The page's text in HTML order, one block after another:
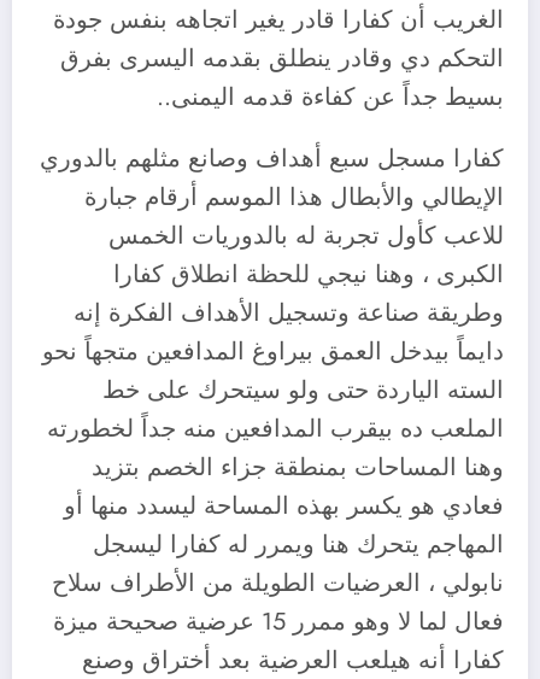
الغريب أن كفارا قادر يغير اتجاهه بنفس جودة
التحكم دي وقادر ينطلق بقدمه اليسرى بفرق
بسيط جداً عن كفاءة قدمه اليمنى..
كفارا مسجل سبع أهداف وصانع مثلهم بالدوري
الإيطالي والأبطال هذا الموسم أرقام جبارة
للاعب كأول تجربة له بالدوريات الخمس
الكبرى ، وهنا نيجي للحظة انطلاق كفارا
وطريقة صناعة وتسجيل الأهداف الفكرة إنه
دايماً بيدخل العمق بيراوغ المدافعين متجهاً نحو
السته الياردة حتى ولو سيتحرك على خط
الملعب ده بيقرب المدافعين منه جداً لخطورته
وهنا المساحات بمنطقة جزاء الخصم بتزيد
فعادي هو يكسر بهذه المساحة ليسدد منها أو
المهاجم يتحرك هنا ويمرر له كفارا ليسجل
نابولي ، العرضيات الطويلة من الأطراف سلاح
فعال لما لا وهو ممرر 15 عرضية صحيحة ميزة
كفارا أنه هيلعب العرضية بعد أختراق وصنع